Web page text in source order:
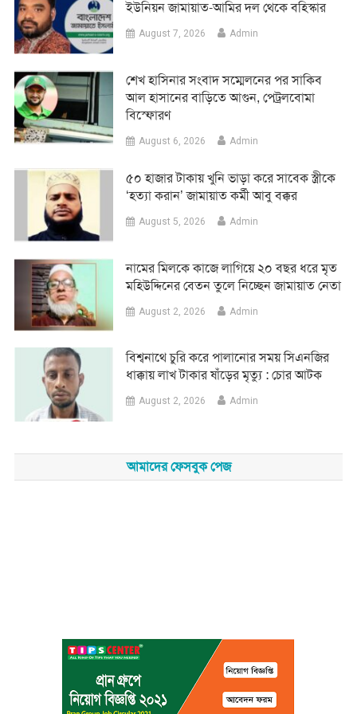
ইউনিয়ন জামায়াত-আমির দল থেকে বহিস্কার
August 7, 2026 Admin
শেখ হাসিনার সংবাদ সম্মেলনের পর সাকিব
আল হাসানের বাড়িতে আগুন, পেট্রলবোমা
বিস্ফোরণ
August 6, 2026 Admin
৫০ হাজার টাকায় খুনি ভাড়া করে সাবেক স্ত্রীকে
‘হত্যা করান’ জামায়াত কর্মী আবু বক্কর
August 5, 2026 Admin
নামের মিলকে কাজে লাগিয়ে ২০ বছর ধরে মৃত
মহিউদ্দিনের বেতন তুলে নিচ্ছেন জামায়াত নেতা
August 2, 2026 Admin
‎বিশ্বনাথে চুরি করে পালানোর সময় সিএনজির
ধাক্কায় লাখ টাকার ষাঁড়ের মৃত্যু : চোর আটক
August 2, 2026 Admin
আমাদের ফেসবুক পেজ